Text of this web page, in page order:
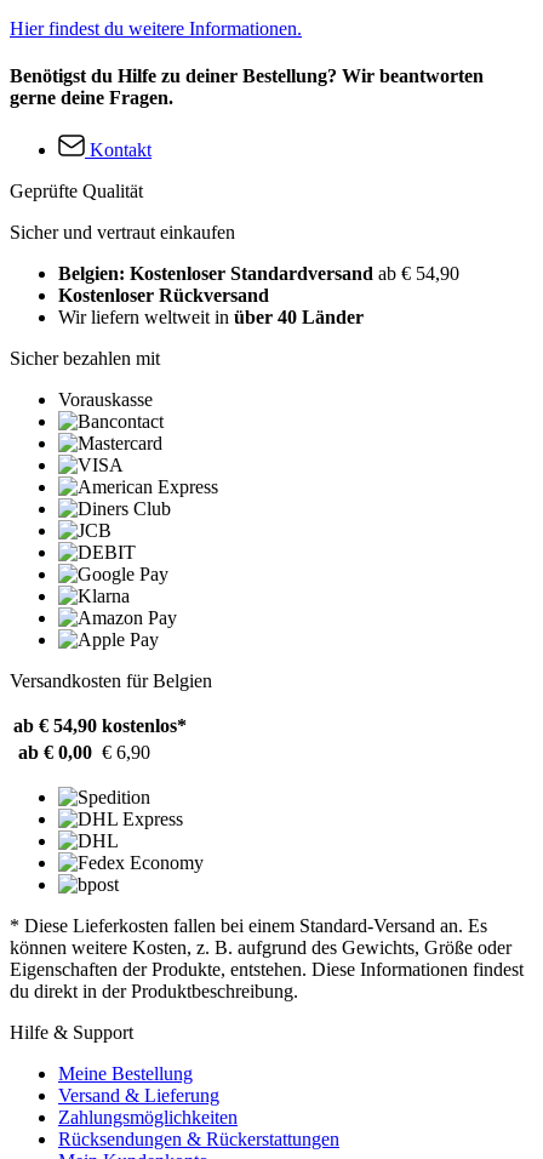
Hier findest du weitere Informationen.
Benötigst du Hilfe zu deiner Bestellung? Wir beantworten
gerne deine Fragen.
Kontakt
Geprüfte Qualität
Sicher und vertraut einkaufen
Belgien: Kostenloser Standardversand ab € 54,90
Kostenloser Rückversand
Wir liefern weltweit in über 40 Länder
Sicher bezahlen mit
Vorauskasse
Versandkosten für Belgien
ab € 54,90 kostenlos*
ab € 0,00 € 6,90
* Diese Lieferkosten fallen bei einem Standard-Versand an. Es
können weitere Kosten, z. B. aufgrund des Gewichts, Größe oder
Eigenschaften der Produkte, entstehen. Diese Informationen findest
du direkt in der Produktbeschreibung.
Hilfe & Support
Meine Bestellung
Versand & Lieferung
Zahlungsmöglichkeiten
Rücksendungen & Rückerstattungen